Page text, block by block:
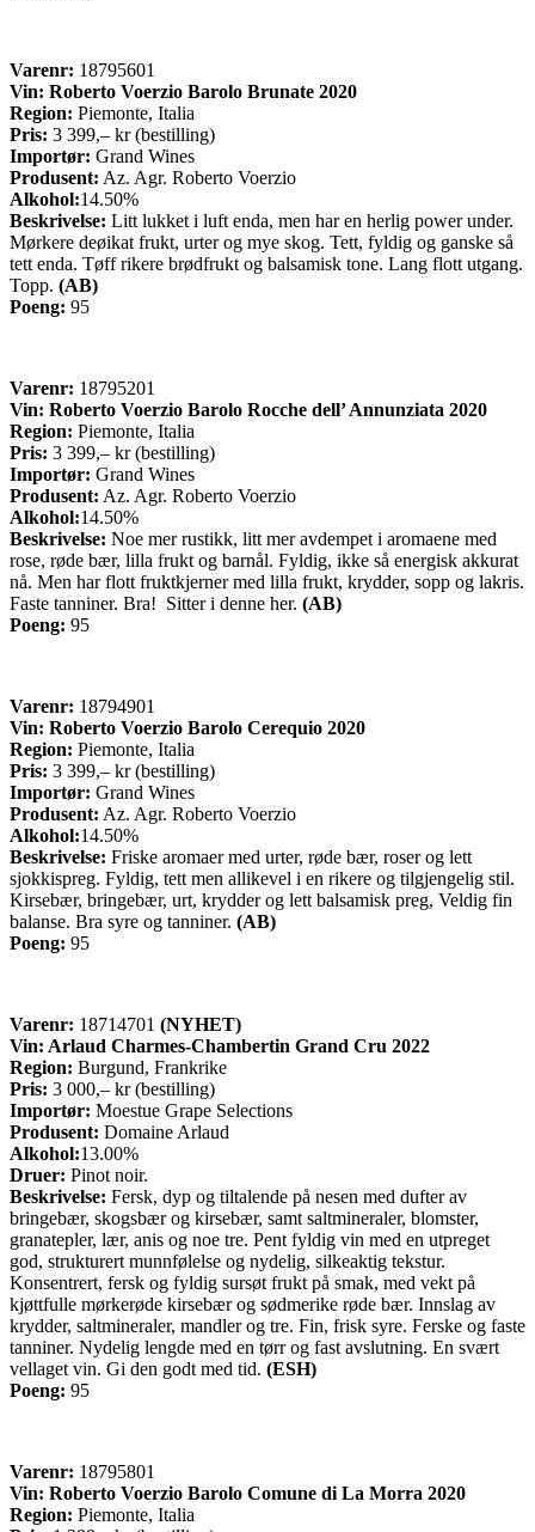
Varenr: 18795601
Vin: Roberto Voerzio Barolo Brunate 2020
Region: Piemonte, Italia
Pris: 3 399,– kr (bestilling)
Importør: Grand Wines
Produsent: Az. Agr. Roberto Voerzio
Alkohol:14.50%
Beskrivelse: Litt lukket i luft enda, men har en herlig power under.
Mørkere deøikat frukt, urter og mye skog. Tett, fyldig og ganske så
tett enda. Tøff rikere brødfrukt og balsamisk tone. Lang flott utgang.
Topp. (AB)
Poeng: 95
Varenr: 18795201
Vin: Roberto Voerzio Barolo Rocche dell’ Annunziata 2020
Region: Piemonte, Italia
Pris: 3 399,– kr (bestilling)
Importør: Grand Wines
Produsent: Az. Agr. Roberto Voerzio
Alkohol:14.50%
Beskrivelse: Noe mer rustikk, litt mer avdempet i aromaene med
rose, røde bær, lilla frukt og barnål. Fyldig, ikke så energisk akkurat
nå. Men har flott fruktkjerner med lilla frukt, krydder, sopp og lakris.
Faste tanniner. Bra! Sitter i denne her. (AB)
Poeng: 95
Varenr: 18794901
Vin: Roberto Voerzio Barolo Cerequio 2020
Region: Piemonte, Italia
Pris: 3 399,– kr (bestilling)
Importør: Grand Wines
Produsent: Az. Agr. Roberto Voerzio
Alkohol:14.50%
Beskrivelse: Friske aromaer med urter, røde bær, roser og lett
sjokkispreg. Fyldig, tett men allikevel i en rikere og tilgjengelig stil.
Kirsebær, bringebær, urt, krydder og lett balsamisk preg, Veldig fin
balanse. Bra syre og tanniner. (AB)
Poeng: 95
Varenr: 18714701 (NYHET)
Vin: Arlaud Charmes-Chambertin Grand Cru 2022
Region: Burgund, Frankrike
Pris: 3 000,– kr (bestilling)
Importør: Moestue Grape Selections
Produsent: Domaine Arlaud
Alkohol:13.00%
Druer: Pinot noir.
Beskrivelse: Fersk, dyp og tiltalende på nesen med dufter av
bringebær, skogsbær og kirsebær, samt saltmineraler, blomster,
granatepler, lær, anis og noe tre. Pent fyldig vin med en utpreget
god, strukturert munnfølelse og nydelig, silkeaktig tekstur.
Konsentrert, fersk og fyldig sursøt frukt på smak, med vekt på
kjøttfulle mørkerøde kirsebær og sødmerike røde bær. Innslag av
krydder, saltmineraler, mandler og tre. Fin, frisk syre. Ferske og faste
tanniner. Nydelig lengde med en tørr og fast avslutning. En svært
vellaget vin. Gi den godt med tid. (ESH)
Poeng: 95
Varenr: 18795801
Vin: Roberto Voerzio Barolo Comune di La Morra 2020
Region: Piemonte, Italia